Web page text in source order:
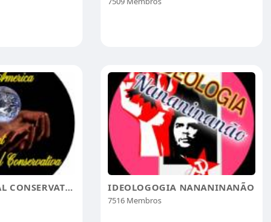
INTERNATIONAL CONSERVATIVA IDEOLOGOGIA NANANINANÃO
7516 Membros